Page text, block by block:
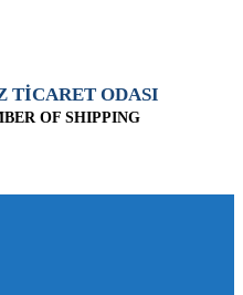
TİCARET ODASI
OF SHIPPING